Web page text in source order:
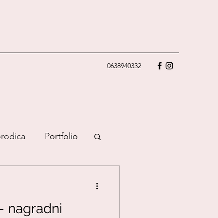
0638940332
Portfolio
sama
nagradni